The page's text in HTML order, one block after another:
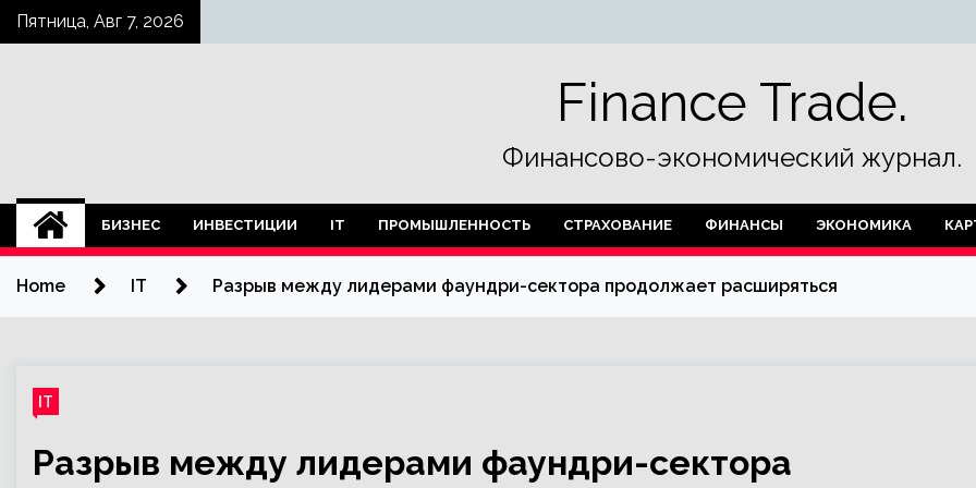
SkipПятница, Авг 7, 2026
Finance Trade.
Финансово-экономический журнал.
БИЗНЕС ИНВЕСТИЦИИ IT ПРОМЫШЛЕННОСТЬ СТРАХОВАНИЕ ФИНАНСЫ ЭКОНОМИКА
Home IT Разрыв между лидерами фаундри-сектора продолжает расширяться
IT
Разрыв между лидерами фаундри-сектора